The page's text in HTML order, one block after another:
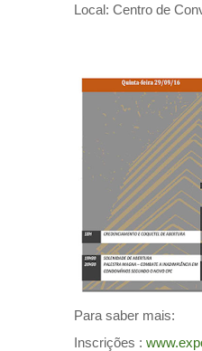
Local: Centro de
Para saber mais:
Inscrições :